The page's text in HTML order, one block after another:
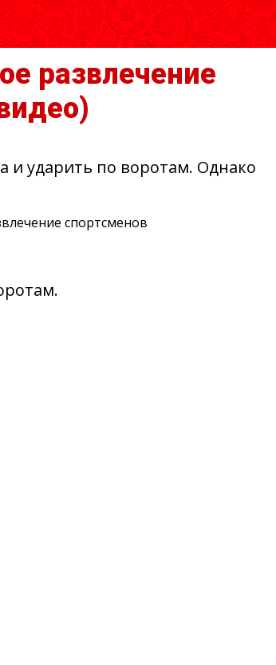
развлечение
и ударить по воротам. Однако